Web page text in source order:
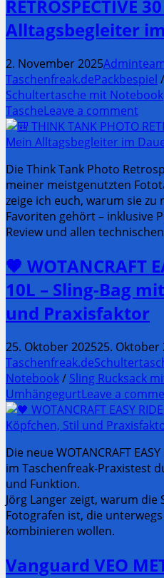
RETROSPECTIVE
Alltagsbegleiter
2. November 2025
Taschenfreak.dePackbespiel /
Schultertasche mit Notebook
TascheLeave a comment
Die Think Tank Photo
meiner meistgenutzten
zeige ich euch, warum sie zu
Favoriten gehört – inklusive
Review und allen
🖤 WOTANCRAFT
10L – Sling-Bag
und Praxisfaktor
25. Oktober 202525. Oktober
Taschenfreak.de
Notebook/ Sling Rucksack
UmhängegurtLeave a
Die neue WOTANCRAFT
im Taschenfreak-Praxistest
und Funktion.
Jörg Langer zeigt, warum die
Fotografen ist, die
kombinieren wollen.
Vanguard VEO